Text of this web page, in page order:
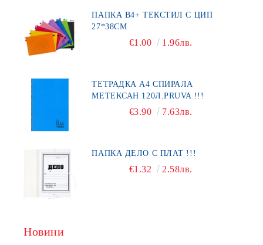
ПАПКА В4+ ТЕКСТИЛ С ЦИП
27*38СМ
€1.00 1.96лв.
ТЕТРАДКА А4 СПИРАЛА
МЕТЕКСАН 120Л.PRUVA !!!
€3.90 7.63лв.
ПАПКА ДЕЛО С ПЛАТ !!!
€1.32 2.58лв.
Новини